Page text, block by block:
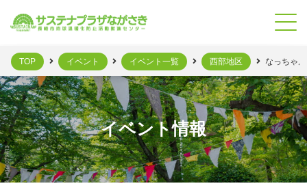
イベント情報
TOP イベント イベント一覧 西部地区 なっちゃ